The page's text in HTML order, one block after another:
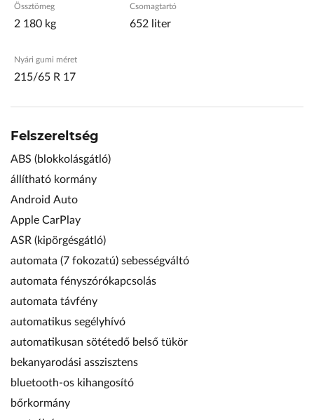
Össztömeg
2 180 kg
Csomagtartó
652 liter
Nyári gumi méret
215/65 R 17
Felszereltség
ABS (blokkolásgátló)
állítható kormány
Android Auto
Apple CarPlay
ASR (kipörgésgátló)
automata (7 fokozatú) sebességváltó
automata fényszórókapcsolás
automata távfény
automatikus segélyhívó
automatikusan sötétedő belső tükör
bekanyarodási asszisztens
bluetooth-os kihangosító
bőrkormány